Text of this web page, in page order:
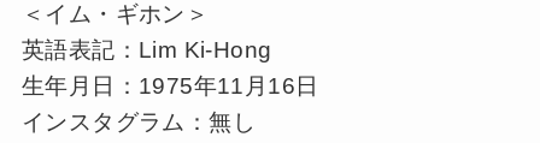
＜イム・ギホン＞
英語表記：Lim Ki-Hong
生年月日：1975年11月16日
インスタグラム：無し